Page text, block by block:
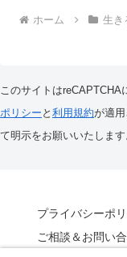
ホーム 生き
このサイトはreCAPTCHA
ポリシー と 利用規約が適
て明示をお願いいたします
プライバシーポ
ご相談＆お問い